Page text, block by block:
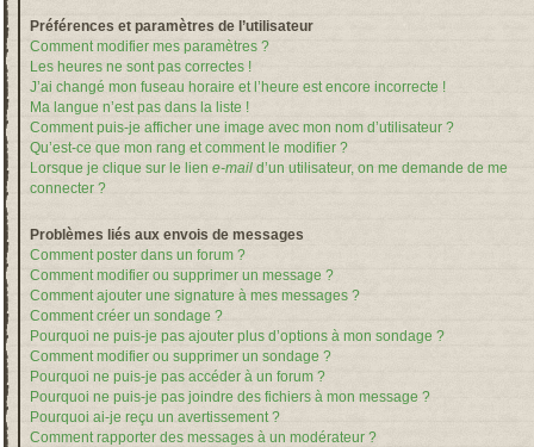
Préférences et paramètres de l’utilisateur
Comment modifier mes paramètres ?
Les heures ne sont pas correctes !
J’ai changé mon fuseau horaire et l’heure est encore incorrecte !
Ma langue n’est pas dans la liste !
Comment puis-je afficher une image avec mon nom d’utilisateur ?
Qu’est-ce que mon rang et comment le modifier ?
Lorsque je clique sur le lien e-mail d’un utilisateur, on me demande de me
connecter ?
Problèmes liés aux envois de messages
Comment poster dans un forum ?
Comment modifier ou supprimer un message ?
Comment ajouter une signature à mes messages ?
Comment créer un sondage ?
Pourquoi ne puis-je pas ajouter plus d’options à mon sondage ?
Comment modifier ou supprimer un sondage ?
Pourquoi ne puis-je pas accéder à un forum ?
Pourquoi ne puis-je pas joindre des fichiers à mon message ?
Pourquoi ai-je reçu un avertissement ?
Comment rapporter des messages à un modérateur ?